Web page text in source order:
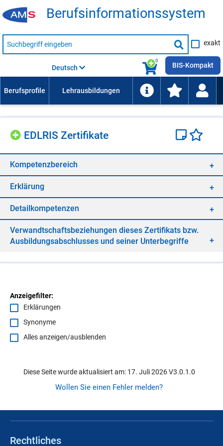
Be­rufs­in­for­ma­ti­ons­sys­tem
Suche
nach
Suche
starten
exakt
0
Deutsch BIS-Kompakt
EDL­RIS Zer­ti­fi­ka­te
Kom­pe­tenz­be­reich
Er­klä­rung
De­tail­kom­pe­ten­zen
Ver­wandt­schafts­be­zie­hun­gen die­ses Zer­ti­fi­kats bzw.
Aus­bil­dungs­ab­schlus­ses und sei­ner Un­ter­be­grif­fe
Anzeigefilter:
Erklärungen
Synonyme
Alles anzeigen/ausblenden
Diese Seite wurde aktualisiert am: 17. Juli 2026 V3.0.1.0
Wollen Sie einen Fehler melden?
Rechtliches